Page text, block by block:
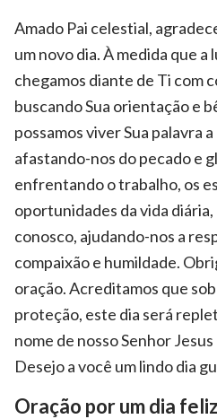
Amado Pai celestial,
um novo dia. À medida que a
chegamos diante de Ti com
buscando Sua orientação e
possamos viver Sua palavra
afastando-nos do pecado e
enfrentando o trabalho, os
oportunidades da vida
conosco, ajudando-nos a
compaixão e humildade.
oração. Acreditamos que
proteção, este dia será
nome de nosso Senhor
Desejo a você um lindo dia
Oração por um dia feliz